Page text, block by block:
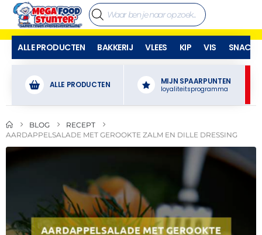
ALLE PRODUCTEN BAKKERIJ VLEES KIP VIS SNACKS
ALLE PRODUCTEN MIJN SPAARPUNTEN
loyaliteitsprogramma
BLOG
RECEPT
AARDAPPELSALADE MET GEROOKTE ZALM EN DILLE DRESSING